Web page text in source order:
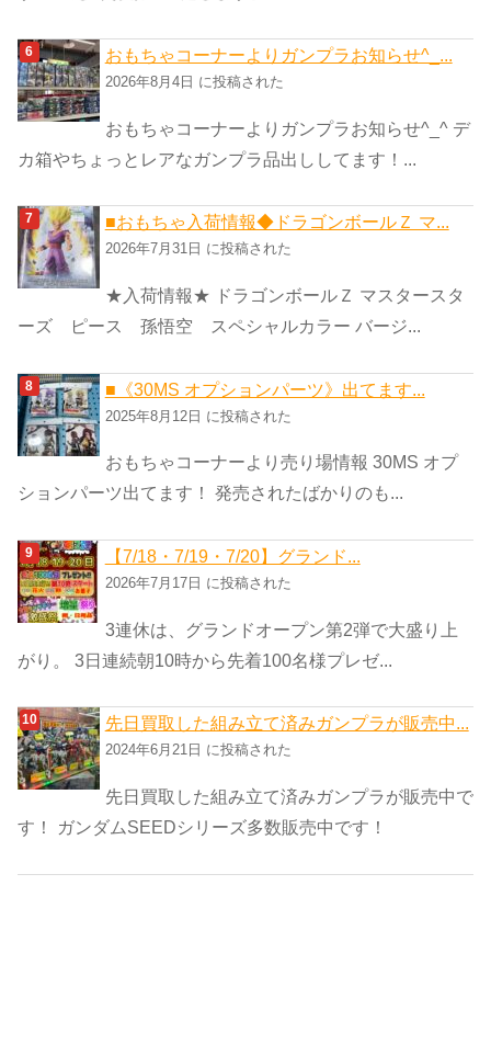
おもちゃコーナーよりガンプラお知らせ^_...
2026年8月4日 に投稿された
おもちゃコーナーよりガンプラお知らせ^_^ デ
カ箱やちょっとレアなガンプラ品出ししてます！...
■おもちゃ入荷情報◆ドラゴンボールＺ マ...
2026年7月31日 に投稿された
★入荷情報★ ドラゴンボールＺ マスタースタ
ーズ ピース 孫悟空 スペシャルカラー バージ...
■《30MS オプションパーツ》出てます...
2025年8月12日 に投稿された
おもちゃコーナーより売り場情報 30MS オプ
ションパーツ出てます！ 発売されたばかりのも...
【7/18・7/19・7/20】グランド...
2026年7月17日 に投稿された
3連休は、グランドオープン第2弾で大盛り上
がり。 3日連続朝10時から先着100名様プレゼ...
先日買取した組み立て済みガンプラが販売中...
2024年6月21日 に投稿された
先日買取した組み立て済みガンプラが販売中で
す！ ガンダムSEEDシリーズ多数販売中です！